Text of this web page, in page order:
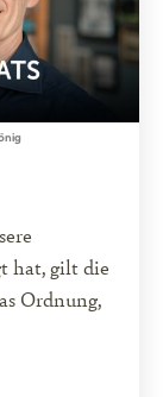
hat, gilt die
Ordnung,